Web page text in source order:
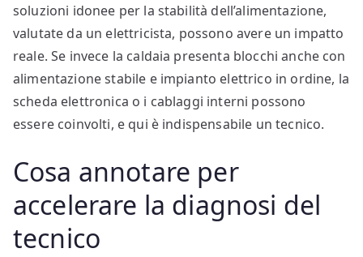
soluzioni idonee per la stabilità dell’alimentazione,
valutate da un elettricista, possono avere un impatto
reale. Se invece la caldaia presenta blocchi anche con
alimentazione stabile e impianto elettrico in ordine, la
scheda elettronica o i cablaggi interni possono
essere coinvolti, e qui è indispensabile un tecnico.
Cosa annotare per
accelerare la diagnosi del
tecnico